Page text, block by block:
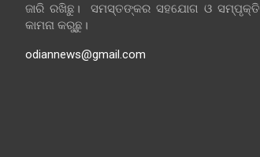
ଜାରି ରଖିଛୁ। ସମସ୍ତଙ୍କର ସହଯୋଗ ଓ ସମ୍ପୃକ୍ତି
କାମନା କରୁଛୁ।
odiannews@gmail.com